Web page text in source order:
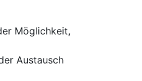
Möglichkeit,
Austausch